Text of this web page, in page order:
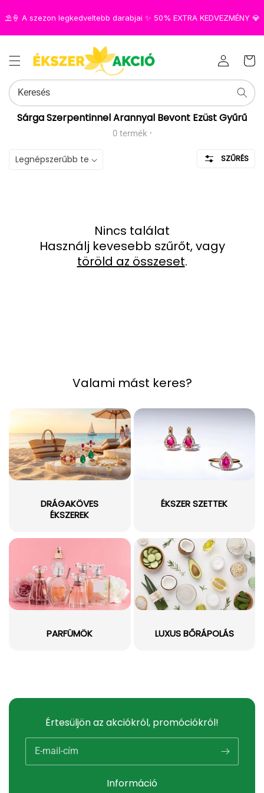
⛱️🍦 A szezon legkedveltebb darabjai ✨ 50% EXTRA KEDVEZMÉNY 💎
Bejelentkezés
kosara
Keresés
Kollekció:
Sárga Szerpentinnel Arannyal Bevont Ezüst Gyűrű
0 termék ·
SZŰRÉS
Nincs találat
Használj kevesebb szűrőt, vagy
töröld az összeset.
Valami mást keres?
DRÁGAKÖVES
ÉKSZEREK
ÉKSZER SZETTEK
PARFÜMÖK LUXUS BŐRÁPOLÁS
Információ
Értesüljön az akciókról, promóciókról!
E-mail-cím